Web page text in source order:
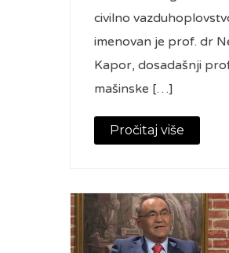
civilno
imenovan je prof. dr
Kapor, dosadašnji
mašinske […]
Pročitaj više